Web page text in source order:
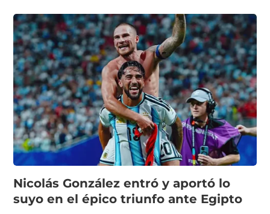
Nicolás González entró y aportó lo
suyo en el épico triunfo ante Egipto